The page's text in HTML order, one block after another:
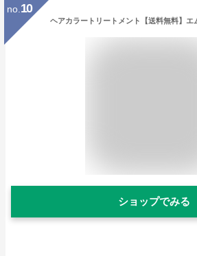
no. 10
ショップでみる